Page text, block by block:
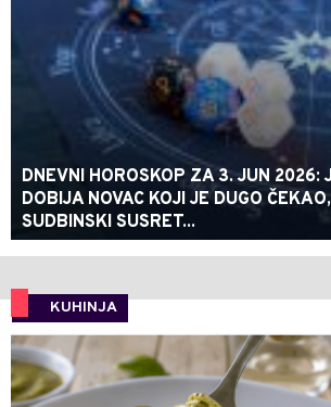
DNEVNI HOROSKOP ZA 3. JUN 2026:
DOBIJA NOVAC KOJI JE DUGO
SUDBINSKI SUSRET...
KUHINJA